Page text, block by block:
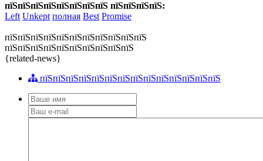
пїЅпїЅпїЅпїЅпїЅпїЅпїЅпїЅ пїЅпїЅпїЅпїЅ:
Left Unkept полная Best Promise
пїЅпїЅпїЅпїЅпїЅпїЅпїЅпїЅпїЅпїЅпїЅ
пїЅпїЅпїЅпїЅпїЅпїЅпїЅпїЅпїЅпїЅ
{related-news}
пїЅпїЅпїЅпїЅпїЅпїЅпїЅпїЅпїЅпїЅпїЅпїЅпїЅпїЅ